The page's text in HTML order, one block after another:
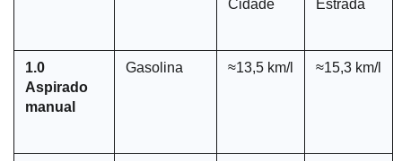
Cidade
Estrada
1.0
Aspirado
manual
Gasolina ≈13,5 km/l ≈15,3 km/l